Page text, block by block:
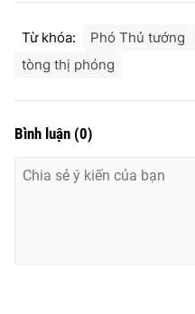
Từ khóa: Phó Thủ tướng
tòng thị phóng
Bình luận (0)